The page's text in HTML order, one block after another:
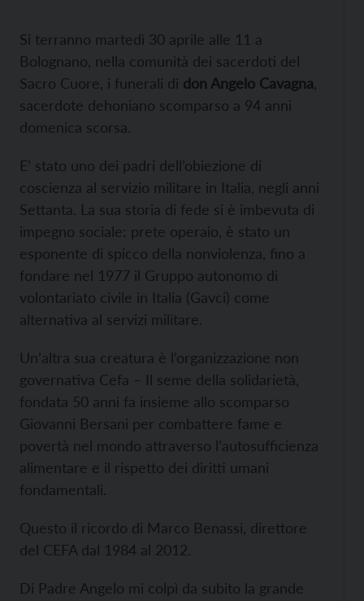
Si terranno martedì 30 aprile alle 11 a
Bolognano, nella comunità dei sacerdoti del
Sacro Cuore, i funerali di don Angelo Cavagna
sacerdote dehoniano scomparso a 94 anni
domenica scorsa.
E’ stato uno dei padri dell’obiezione di
coscienza al servizio militare in Italia, negli anni
Settanta. La sua storia di fede si è imbevuta di
impegno sociale: prete operaio, è stato un
esponente di spicco della nonviolenza, fino a
fondare nel 1977 il Gruppo autonomo di
volontariato civile in Italia (Gavci) come
alternativa al servizi militare.
Un’altra sua creatura è l’organizzazione non
governativa Cefa – Il seme della solidarietà,
fondata 50 anni fa insieme allo scomparso
Giovanni Bersani per combattere fame e
povertà nel mondo attraverso l’autosufficienza
alimentare e il rispetto dei diritti umani
fondamentali.
Questo il ricordo di Marco Benassi, direttore
del CEFA dal 1984 al 2012.
Di Padre Angelo mi colpì da subito la grande